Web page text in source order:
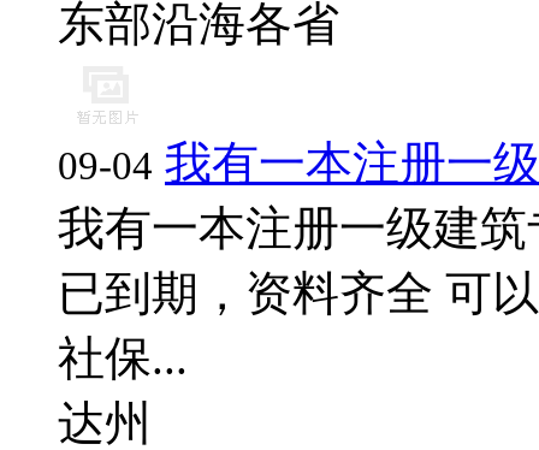
东部沿海各省
09-04 我有一本注册一
我有一本注册一级建
已到期，资料齐全 可
社保...
达州